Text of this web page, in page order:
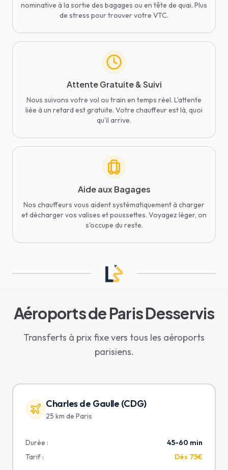
nominative à la sortie des bagages ou en tête de quai. Plus
de stress pour trouver votre VTC.
Attente Gratuite & Suivi
Nous suivons votre vol ou train en temps réel. L'attente
liée à un retard est gratuite. Votre chauffeur est là, quoi
qu'il arrive.
Aide aux Bagages
Nos chauffeurs vous aident systématiquement à charger
et décharger vos valises et poussettes. Voyagez léger, on
s'occupe du reste.
Aéroports de Paris Desservis
Transferts à prix fixe vers tous les aéroports
parisiens.
Charles de Gaulle (CDG)
25 km de Paris
Durée :
45-60 min
Tarif :
Dès 75€